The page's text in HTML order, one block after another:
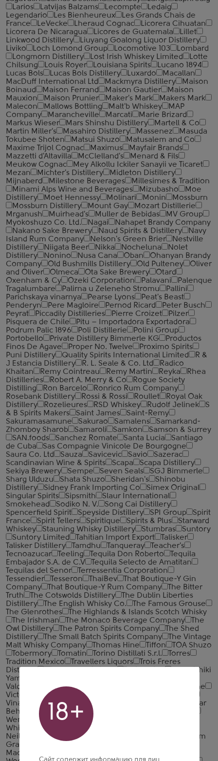
Larios
Latvijas Balzams Lecompte
Ledaig
Legendario
Les Bienheureux
Les Grands Chais de
France
LeVecke Lheraud Cognac
Licorera Cihuatan
Licorera De Nicaragua
Licores de Guatemala
Lillet
Linkwood Distillery
Liuyang Goalong Liquor Distillery
Liviko
Loch Lomond Group Locomotive 103
Lombard
Longmorn Distillery
Lost Irish Whiskey Limited
Lotte
Chilsung
Louis Royer Louisiana Spirits
Lucano 1894
Lucas Bols
Lucas Bols Distillery Luxardo
Macallan
MacDuff International Ltd
Mackmyra Distillery
Maison
Boinaud
Maison Ferrand Maison Gautier
Maison
Mauxion
Maison Prunier Maker's Mark
Makers Mark
Malecon
Mallows Bottling Malt'b Whiskey
MAP
Company
Marancheville Marcati
Marie Brizard
Markus Wieser
Mars Shinshu Distillery
Martell & Co
Martin Miller's
Masahiro Distillery Massenez
Masuda
Tokubee Shoten
Matsui Shuzo
Matusalem and Co
Maxime Trijol Cognac
Maximus
Mayfair Brands
Mazzetti d'Altavilla
McClelland's
Menard & Fils
Meukow Cognac
Mey Alkollu Ickiler Sanayii ve Ticaret
Mezan
Michter's Distillery
Midleton Distillery
Mijnaberd
Milestone Beverages
Millesimes & Tradition
Minami Alps Wine and Beverages
Mizubasho
Moe
Distillery
Moet Hennessy Molinari Monin
Mossburn
Mossburn Distillery
Mount Gay
Mozart Distillerie
Mrganush
Muirhead's Muller de Bebidas
MV Group
Myokoshuzo Co. Ltd.
Nagai
Nahapet Brandy Company
Nakano Sake Brewery
Naud Spirits & Distillery
Navy
Island Rum Company
Nelson's Green Brier
Nestville
Distillery
Niigata Beer Nikka Nocheluna
Nolet
Distillery
Nonino Nusa Cana Oban
Ohanyan Brandy
Company
Old Bushmills Distillery Old Pulteney
Oliver
and Oliver
Olmeca Ota Sake Brewery
Otard
Oxenham & Cy
Ozeki Corporation Palavani
Palenque
Tragalumbare
Palirna u Zeleneho Stromu
Pallini
Parichskaya vinarnya
Pearse Lyons
Peat's Beast
Penderyn
Pere Magloire Pernod Ricard
Peter Busch
Peyrat
Piccadily Distilleries Pierre Croizet
Pilzer
Pisquera de Chile
Pitu – Importadora Exportadora
Podrum Palic 1896
Poli Distillerie
Polini Group
Portobello
Private Distillery Bimmerle KG
Productos
Finos De Agave
Proper No. Twelve
Proximo Spirits
Puni Distillery
Quality Spirits International Limited
R &
J Estancia Distillery
R. L. Seale & Co. Ltd
Radico
Khaitan
Remy Cointreau Remy Martin Reyka
Rhea
Distilleries
Robert A. Merry & Co
Rogue Society
Distilling
Ron Barcelo
Ronrico Rum Company
Rosebank Distillery
Rossi & Rossi Roullet
Royal Oak
Distillery
Rozelieures RSD Whiskey Rudolf Jelinek
S
& B Spirits Makers
Saint James
Saint-Remy
Sakuramasamune
Sakurao Samalens
Samarkand-
Zhomboy Sharob
Samaroli Samkon
Samson & Surrey
SAN.foods
Sanchez Romate Santa Lucia
Santiago
de Cuba
Sas Compagnie Vinicole De Bourgogne
Saura Co. Ltd
Sauza Savicevic Savio
Sazerac
Scandinavian Wine & Spirits
Scapa
Scapa Distillery
Sekiya Brewery
Sempe Seven Seals
SGJ Bimmerle
Sharg Ulduzu
Shata Shuzo Sheridan's
Shinobu
Distillery
Sidney Frank Importing Co
Simex Original
Singular Spirits
Sipsmith
Slaur International
Smokehead
Sodiko N. V.
Song Cai Distillery
Spencerfield Spirit
Speyside Distillery SPI Group
Spirit
France
Spirit Tellers Spiritique Spirits & Plus
Starward
Whiskey
Stauning Whisky Distillery Stumbras
Suntory
Suntory Limited
Tahitian Import Export
Talisker
Talisker Distillery
Tamdhu Tanqueray
Teacher's
Tecnoazucar
Teeling Tequila Don Roberto
Tequila
Embajador S.A. de C.V
Tequila Selecto de Amatitan
Tequilas del Senor
Terressentia Corporation
Tessendier
Tesseron ThaiBev
That Boutique-Y Gin
Company
That Boutique-Y Rum Company
The Bitter
Truth
The Cotswolds Distillery
The Dublin Liberties
Distillery
The English Whisky Co.
The Famous Grouse
The Glenrothes
The Highlands & Islands Scotch Whisky
The Irishman
The Monaco Beverage Company
The
Owl Distillery
The Patron Spirits Company
The Shed
Distillery
The Small Batch Spirits Company
The Vintage
Malt Whisky Company
Thomas Hine Tiffon
TOA Shuzo
Tobermory
Tomatin Torino Distillati S.r.l.
Torres
Tradition Mexico
Travellers Liquors
Trois Freres
Distillery
Umenishiki
Yamakawa
Valdespino
Valsa Nuovo Perlino
Verveine
Victory Myanmar Group
Vinarija Kovacevic
VP Brands International
Waldemar
Behn
Walsh Warner's Distillery
Wemyss Malts
Wenneker
Whiskey
WhistlePig White Horse Distillers
Neill
Whyte & Mackay
William
Grant & Sons
Macfarlane & Co.
18+
Сайт содержит информацию для лиц